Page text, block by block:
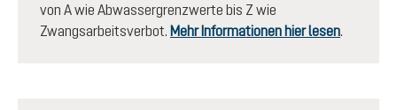
von A wie Abwassergrenzwerte bis Z wie
Zwangsarbeitsverbot. Mehr Informationen hier lesen